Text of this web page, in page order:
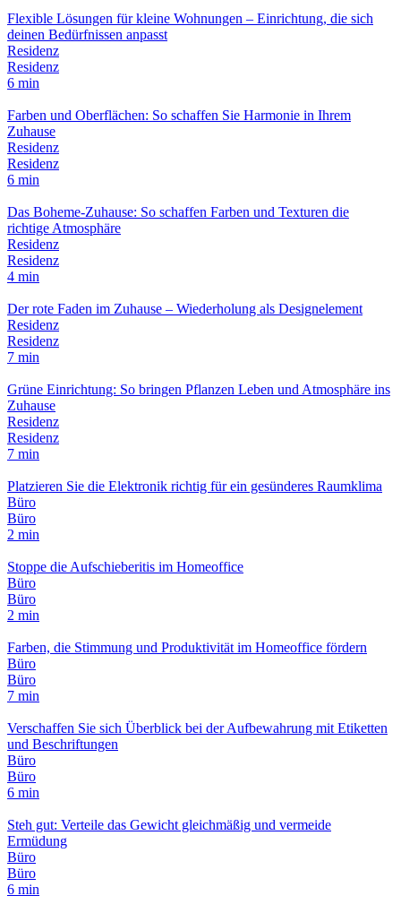
Flexible Lösungen für kleine Wohnungen – Einrichtung, die sich
deinen Bedürfnissen anpasst
Residenz
Residenz
6 min
Farben und Oberflächen: So schaffen Sie Harmonie in Ihrem
Zuhause
Residenz
Residenz
6 min
Das Boheme-Zuhause: So schaffen Farben und Texturen die
richtige Atmosphäre
Residenz
Residenz
4 min
Der rote Faden im Zuhause – Wiederholung als Designelement
Residenz
Residenz
7 min
Grüne Einrichtung: So bringen Pflanzen Leben und Atmosphäre ins
Zuhause
Residenz
Residenz
7 min
Platzieren Sie die Elektronik richtig für ein gesünderes Raumklima
Büro
Büro
2 min
Stoppe die Aufschieberitis im Homeoffice
Büro
Büro
2 min
Farben, die Stimmung und Produktivität im Homeoffice fördern
Büro
Büro
7 min
Verschaffen Sie sich Überblick bei der Aufbewahrung mit Etiketten
und Beschriftungen
Büro
Büro
6 min
Steh gut: Verteile das Gewicht gleichmäßig und vermeide
Ermüdung
Büro
Büro
6 min